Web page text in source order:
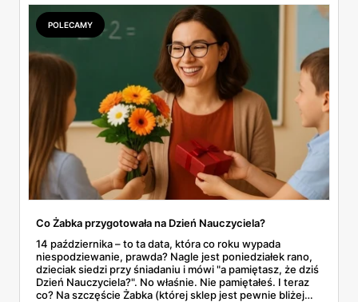
ponad tysiąc sklepów rocznie. Co to oznacza w praktyce
dla nas wszystkich?
POLECAMY
Co Żabka przygotowała na Dzień Nauczyciela?
14 października – to ta data, która co roku wypada
niespodziewanie, prawda? Nagle jest poniedziałek rano,
dzieciak siedzi przy śniadaniu i mówi "a pamiętasz, że dziś
Dzień Nauczyciela?". No właśnie. Nie pamiętałeś. I teraz
co? Na szczęście Żabka (której sklep jest pewnie bliżej